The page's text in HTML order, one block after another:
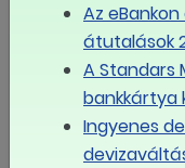
A
Önkormányzat
bérekről
Az
átutalások
A Standars
bankkártya
Ingyenes